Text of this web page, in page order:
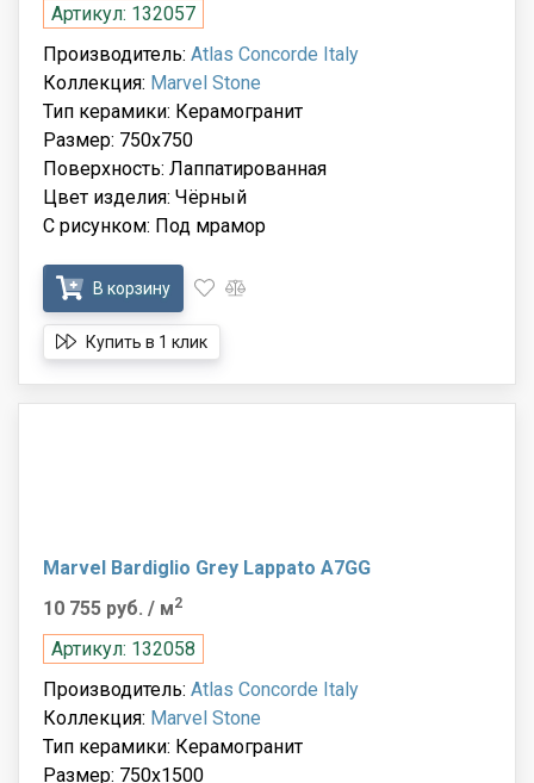
Артикул: 132057
Производитель: Atlas Concorde Italy
Коллекция: Marvel Stone
Тип керамики: Керамогранит
Размер: 750x750
Поверхность: Лаппатированная
Цвет изделия: Чёрный
С рисунком: Под мрамор
В корзину
Купить в 1 клик
Marvel Bardiglio Grey Lappato A7GG
10 755 руб. / м2
Артикул: 132058
Производитель: Atlas Concorde Italy
Коллекция: Marvel Stone
Тип керамики: Керамогранит
Размер: 750x1500